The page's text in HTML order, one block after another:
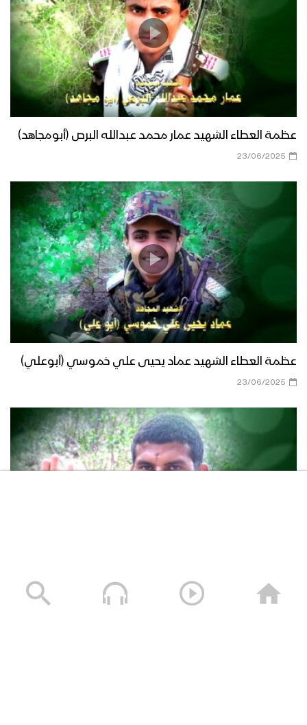
عظمة العطاء الشهيد عمار محمد عبدالله البرص (أبومجاهد)
23/06/2025
عظمة العطاء الشهيد عماد يحيى علي خموسي (أبوعلي)
23/06/2025
عظمة العطاء الشهيد عبده عايض هادي سيله (أبوجبريل)